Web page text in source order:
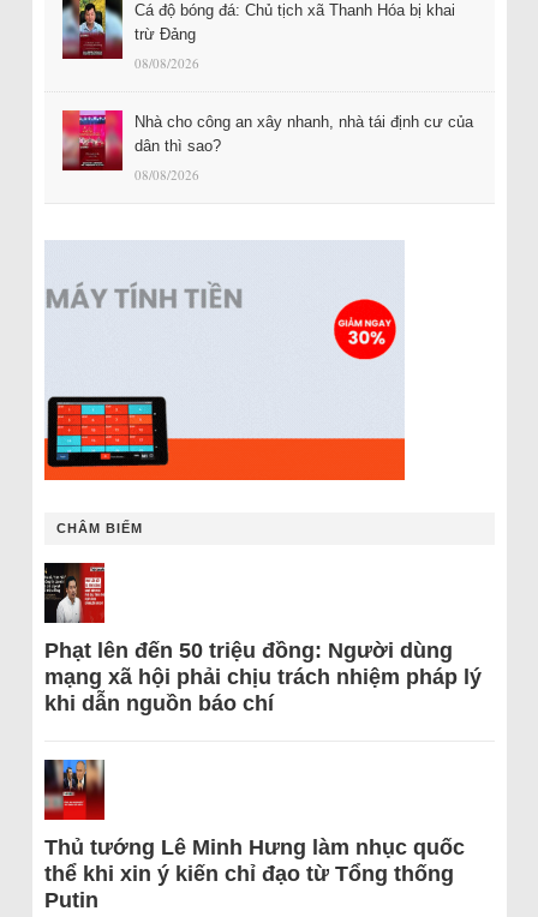
Cá độ bóng đá: Chủ tịch xã Thanh Hóa bị khai
trừ Đảng
08/08/2026
Nhà cho công an xây nhanh, nhà tái định cư của
dân thì sao?
08/08/2026
CHÂM BIẾM
Phạt lên đến 50 triệu đồng: Người dùng
mạng xã hội phải chịu trách nhiệm pháp lý
khi dẫn nguồn báo chí
Thủ tướng Lê Minh Hưng làm nhục quốc
thể khi xin ý kiến chỉ đạo từ Tổng thống
Putin